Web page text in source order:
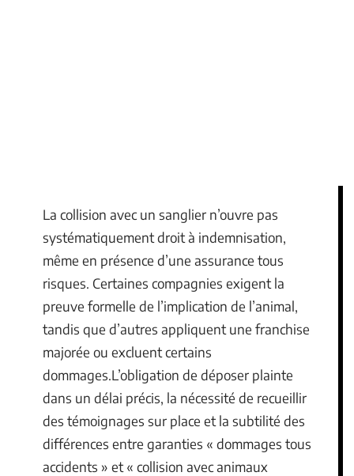
La collision avec un sanglier n’ouvre pas
systématiquement droit à indemnisation,
même en présence d’une assurance tous
risques. Certaines compagnies exigent la
preuve formelle de l’implication de l’animal,
tandis que d’autres appliquent une franchise
majorée ou excluent certains
dommages.L’obligation de déposer plainte
dans un délai précis, la nécessité de recueillir
des témoignages sur place et la subtilité des
différences entre garanties « dommages tous
accidents » et « collision avec animaux